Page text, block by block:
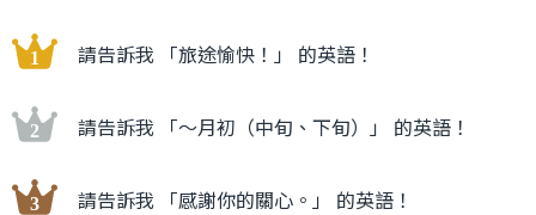
請告訴我 「旅途愉快！」 的英語！
請告訴我 「〜月初（中旬、下旬）」 的英語！
請告訴我 「感謝你的關心。」 的英語！